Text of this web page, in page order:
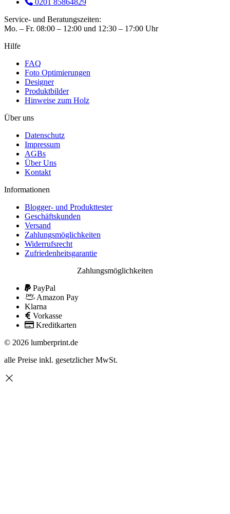
Service- und Beratungszeiten:
Mo. – Fr. 08:00 – 12:00 und 12:30 – 17:00 Uhr
Hilfe
FAQ
Foto Optimierungen
Designer
Produktbilder
Hinweise zum Holz
Über uns
Datenschutz
Impressum
AGBs
Über Uns
Kontakt
Informationen
Blogger- und Produkttester
Geschäftskunden
Versand
Zahlungsmöglichkeiten
Widerrufsrecht
Zufriedenheitsgarantie
Zahlungsmöglichkeiten
PayPal
Amazon Pay
Klarna
Vorkasse
Kreditkarten
© 2026 lumberprint.de
alle Preise inkl. gesetzlicher MwSt.